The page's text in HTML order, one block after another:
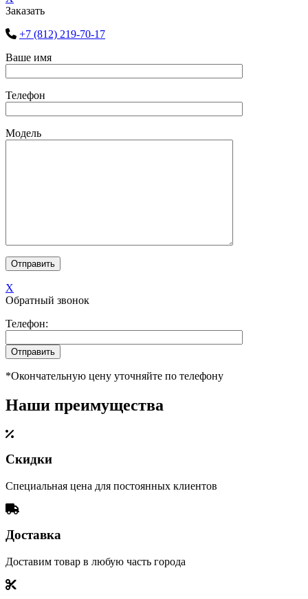
Заказать
+7 (812) 219-70-17
Ваше имя
Телефон
Модель
X
Обратный звонок
Телефон:
*Окончательную цену уточняйте по телефону
Наши преимущества
Скидки
Специальная цена для постоянных клиентов
Доставка
Доставим товар в любую часть города